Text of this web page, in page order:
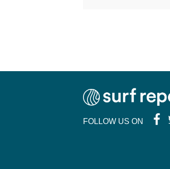
FOLLOW US ON